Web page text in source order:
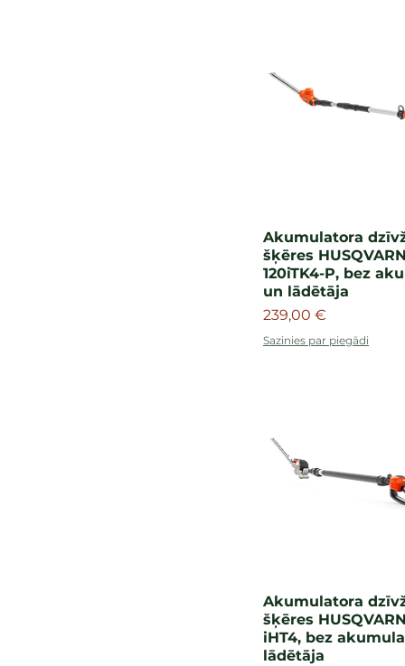
Akumulatora
šķēres
120iTK4-P, bez
un lādētāja
Cena
239,00 €
Sazinies par piegādi
Akumulatora
šķēres
iHT4, bez
lādētāja